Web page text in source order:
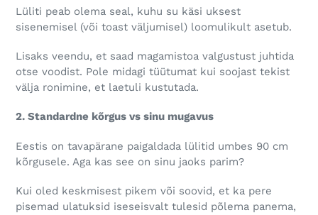
Lüliti peab olema seal, kuhu su käsi uksest
sisenemisel (või toast väljumisel) loomulikult asetub.
Lisaks veendu, et saad magamistoa valgustust juhtida
otse voodist. Pole midagi tüütumat kui soojast tekist
välja ronimine, et laetuli kustutada.
2. Standardne kõrgus vs sinu mugavus
Eestis on tavapärane paigaldada lülitid umbes 90 cm
kõrgusele. Aga kas see on sinu jaoks parim?
Kui oled keskmisest pikem või soovid, et ka pere
pisemad ulatuksid iseseisvalt tulesid põlema panema,